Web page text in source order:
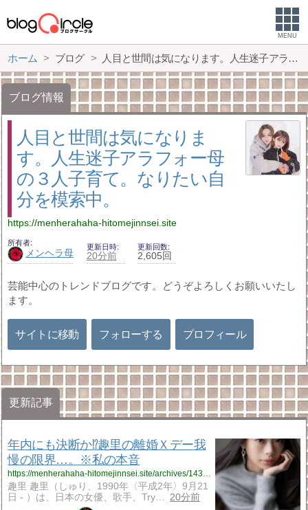
MENU
ホーム ブログ 人目と世間は気になります。人生迷子アラフォー母の３人子育て。なりたい自分を模索中。
ブログ情報
人目と世間は気になりま
す。人生迷子アラフォー母
の３人子育て。なりたい自
分を模索中。
https://menherahaha-hitomejinnsei.site
所有者
メンヘラ母
更新日時
20分前
更新回数
2,605回
芸能中心のトレンドブログです。どうぞよろしくお願いいたし
ます。
サイトに移動 フォローする プロフィール
更新記事
年内にも決断か⁉趣里の離婚Ｘデー我
慢の限界…。※私の本音
https://menherahaha-hitomejinnsei.site/archives/14352339.html
趣里 趣里（しゅり、1990年〈平成2年〉9月21
日 - ）は、日本の女優、歌手、Try…
20分前